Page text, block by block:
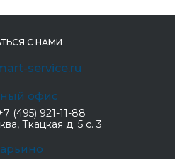
С НАМИ
service.ru
офис
(495) 921-11-88
Ткацкая д. 5 с. 3